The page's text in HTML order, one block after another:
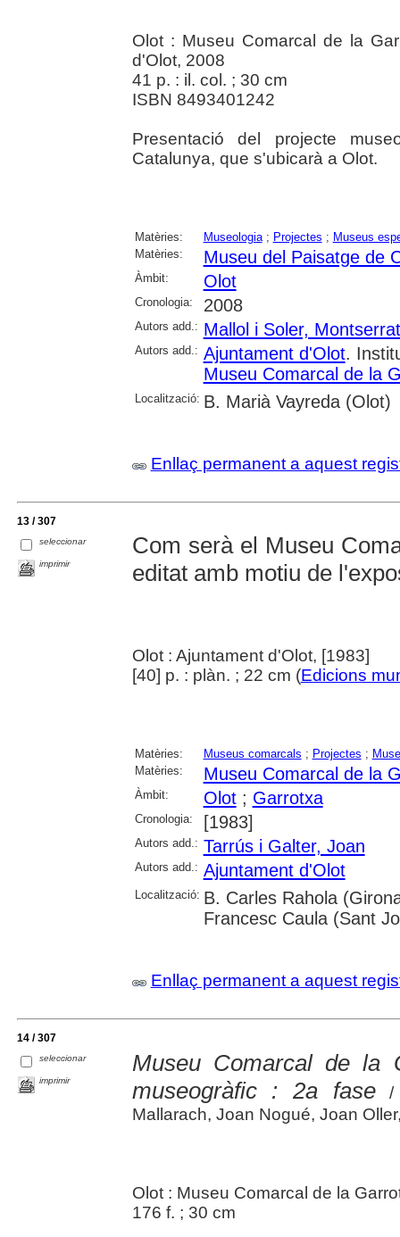
Olot : Museu Comarcal de la
d'Olot, 2008
41 p. : il. col. ; 30 cm
ISBN 8493401242
Presentació del projecte
Catalunya, que s'ubicarà a Olot.
Matèries: Museologia; Projectes ; Museus
Matèries:
Museu del Paisatge de
Àmbit: Olot
Cronologia: 2008
Autors add.: Mallol i Soler, Montserrat
Autors add.: Ajuntament d'Olot.
Museu Comarcal de la
Localització: B. Marià Vayreda (Olot)
Enllaç permanent a aquest
13 / 307
seleccionar
imprimir
Com serà el Museu
editat amb motiu de
Olot : Ajuntament d'Olot, [1983]
[40] p. : plàn. ; 22 cm (Edicions
Matèries: Museus comarcals ; Projectes ;
Matèries:
Museu Comarcal de la
Àmbit: Olot; Garrotxa
Cronologia: [1983]
Autors add.: Tarrús i Galter, Joan
Autors add.: Ajuntament d'Olot
Localització: B. Carles Rahola
Francesc Caula (Sant
Enllaç permanent a aquest
14 / 307
seleccionar
imprimir
Museu Comarcal de la
museogràfic : 2a fase/
Mallarach, Joan Nogué, Joan
Olot : Museu Comarcal de la
176 f. ; 30 cm